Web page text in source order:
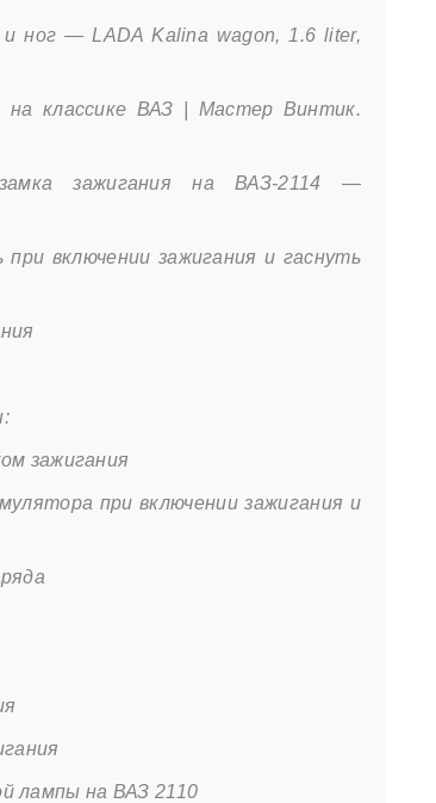
и ног — LADA Kalina wagon, 1.6 liter,
на классике ВАЗ | Мастер Винтик.
замка зажигания на ВАЗ-2114 —
включении зажигания и гаснуть
зажигания
при включении зажигания и
лампы на ВАЗ 2110